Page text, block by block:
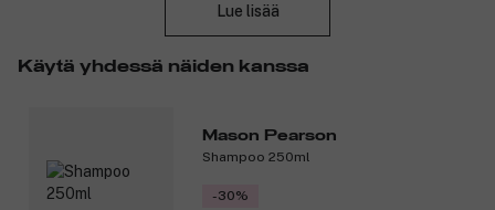
suojaa hiuksia, helpottaa niiden selvittämistä ja jättää hiukset
kanssa ja tukee luonnollisten öljyjen jakautumista juuresta
Lue lisää
Käytä yhdessä näiden kanssa
Mason Pearson
Shampoo 250ml
-30%